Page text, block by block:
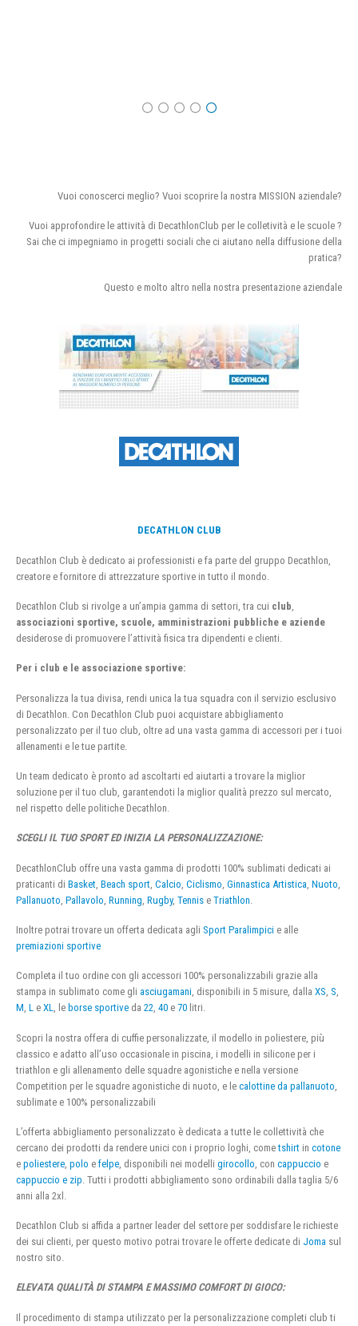
Vuoi conoscerci meglio? Vuoi scoprire la nostra MISSION aziendale?
Vuoi approfondire le attività di DecathlonClub per le colletività e le scuole ?
Sai che ci impegniamo in progetti sociali che ci aiutano nella diffusione della
pratica?
Questo e molto altro nella nostra presentazione aziendale
DECATHLON CLUB
Decathlon Club è dedicato ai professionisti e fa parte del gruppo Decathlon,
creatore e fornitore di attrezzature sportive in tutto il mondo.
Decathlon Club si rivolge a un’ampia gamma di settori, tra cui club
associazioni sportive, scuole, amministrazioni pubbliche e aziende
desiderose di promuovere l’attività fisica tra dipendenti e clienti.
Per i club e le associazione sportive:
Personalizza la tua divisa, rendi unica la tua squadra con il servizio esclusivo
di Decathlon. Con Decathlon Club puoi acquistare abbigliamento
personalizzato per il tuo club, oltre ad una vasta gamma di accessori per i tuoi
allenamenti e le tue partite.
Un team dedicato è pronto ad ascoltarti ed aiutarti a trovare la miglior
soluzione per il tuo club, garantendoti la miglior qualità prezzo sul mercato,
nel rispetto delle politiche Decathlon.
SCEGLI IL TUO SPORT ED INIZIA LA PERSONALIZZAZIONE:
DecathlonClub offre una vasta gamma di prodotti 100% sublimati dedicati ai
praticanti di Basket Beach sport Calcio Ciclismo Ginnastica Artistica Nuoto
Pallanuoto Pallavolo Running Rugby, Tennis e Triathlon
Inoltre potrai trovare un offerta dedicata agli Sport Paralimpici e alle
premiazioni sportive
Completa il tuo ordine con gli accessori 100% personalizzabili grazie alla
stampa in sublimato come gli asciugamani, disponibili in 5 misure, dalla XS, S,
M, L e XL, le borse sportive da 22, 40 e 70 litri.
Scopri la nostra offera di cuffie personalizzate, il modello in poliestere, più
classico e adatto all’uso occasionale in piscina, i modelli in silicone per i
triathlon e gli allenamento delle squadre agonistiche e nella versione
Competition per le squadre agonistiche di nuoto, e le calottine da pallanuoto
sublimate e 100% personalizzabili
L’offerta abbigliamento personalizzato è dedicata a tutte le collettività che
cercano dei prodotti da rendere unici con i proprio loghi, cometshirt in cotone
e poliestere polo e felpe , disponibili nei modelli girocollo , con cappuccio e
cappuccio e zip . Tutti i prodotti abbigliamento sono ordinabili dalla taglia 5/6
anni alla 2xl.
Decathlon Club si affida a partner leader del settore per soddisfare le richieste
dei sui clienti, per questo motivo potrai trovare le offerte dedicate di Joma sul
nostro sito.
ELEVATA QUALITÀ DI STAMPA E MASSIMO COMFORT DI GIOCO:
Il procedimento di stampa utilizzato per la personalizzazione completi club ti